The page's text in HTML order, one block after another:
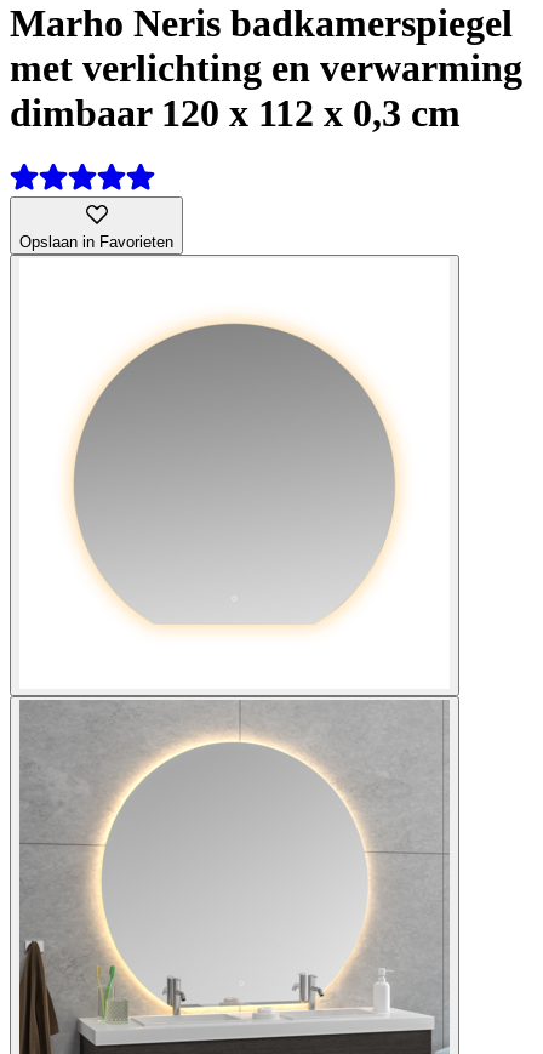
Marho Neris badkamerspiegel
met verlichting en verwarming
dimbaar 120 x 112 x 0,3 cm
Opslaan in Favorieten